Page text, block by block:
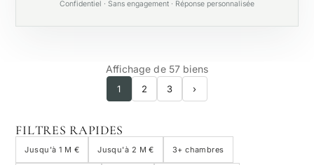
Confidentiel · Sans engagement · Réponse personnalisée
Affichage de 57 biens
1 2 3 ›
FILTRES RAPIDES
Jusqu'à 1 M € Jusqu'à 2 M € 3+ chambres